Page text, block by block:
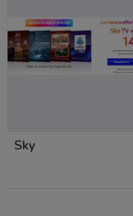
Sky